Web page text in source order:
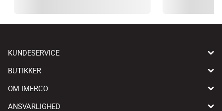
KUNDESERVICE
BUTIKKER
OM IMERCO
ANSVARLIGHED